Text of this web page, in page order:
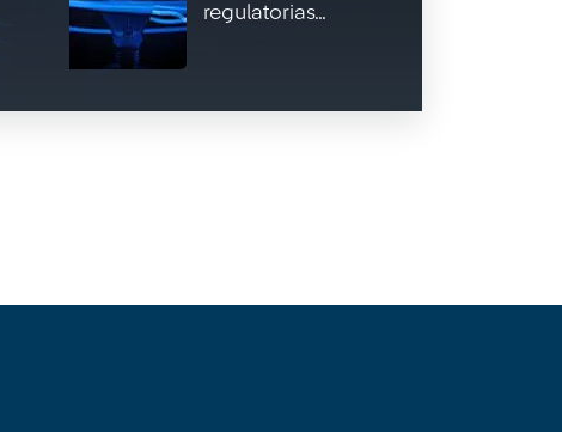
regulatorias...